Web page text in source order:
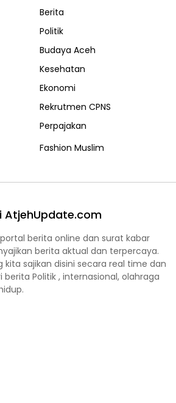
Berita
Politik
Budaya Aceh
Kesehatan
Ekonomi
Rekrutmen CPNS
Perpajakan
Fashion Muslim
AtjehUpdate.com
berita online dan surat kabar
berita aktual dan terpercaya.
kita sajikan disini secara real time dan
Politik , internasional, olahraga